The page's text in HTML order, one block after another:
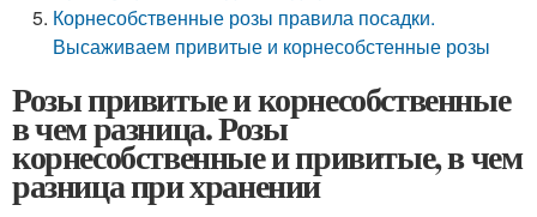
Корнесобственные розы правила посадки.
Высаживаем привитые и корнесобстенные розы
Розы привитые и корнесобственные
в чем разница. Розы
корнесобственные и привитые, в чем
разница при хранении